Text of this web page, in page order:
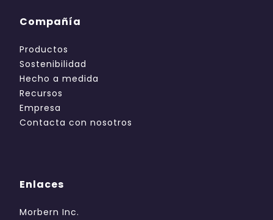
Compañía
Productos
Sostenibilidad
Hecho a medida
Recursos
Empresa
Contacta con nosotros
Enlaces
Morbern Inc.